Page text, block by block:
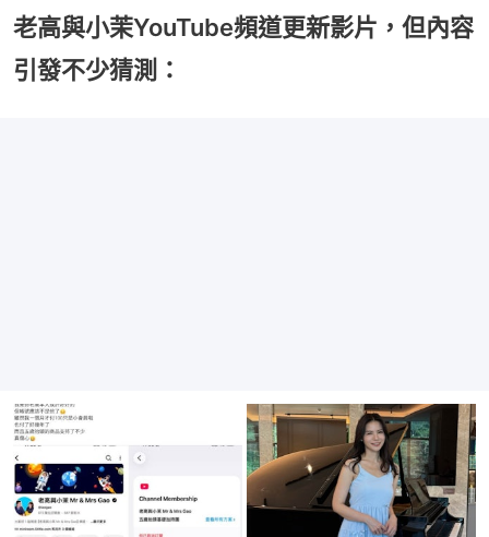
老高與小茉YouTube頻道更新影片，但內容
引發不少猜測：